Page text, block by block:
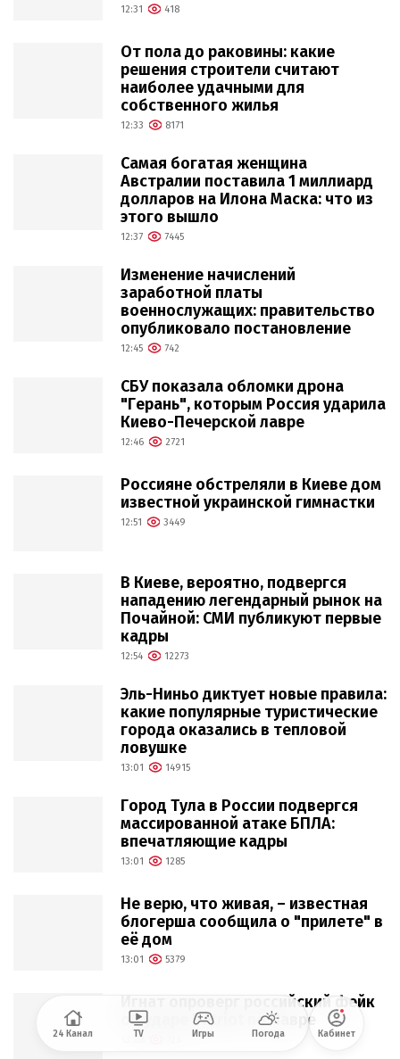
12:31 418
От пола до раковины: какие
решения строители считают
наиболее удачными для
собственного жилья
12:33 8171
Самая богатая женщина
Австралии поставила 1 миллиард
долларов на Илона Маска: что из
этого вышло
12:37 7445
Изменение начислений
заработной платы
военнослужащих: правительство
опубликовало постановление
12:45 742
СБУ показала обломки дрона
"Герань", которым Россия ударила
Киево-Печерской лавре
12:46 2721
Россияне обстреляли в Киеве дом
известной украинской гимнастки
12:51 3449
В Киеве, вероятно, подвергся
нападению легендарный рынок на
Почайной: СМИ публикуют первые
кадры
12:54 12273
Эль-Ниньо диктует новые правила:
какие популярные туристические
города оказались в тепловой
ловушке
13:01 14915
Город Тула в России подвергся
массированной атаке БПЛА:
впечатляющие кадры
13:01 1285
Не верю, что живая, – известная
блогерша сообщила о "прилете" в
её дом
13:01 5379
Игнат опроверг российский фейк
об ударе Patriot по Лавре
13:08
24 Канал TV Игры Погода Кабинет